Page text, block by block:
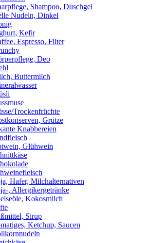
Shampoo, Duschgel
Nudeln, Dinkel
Kefir
Espresso, Filter
Deo
Buttermilch
Trockenfrüchte
Grütze
Knabbereien
Glühwein
Hafer, Milchalternativen
, Allergikergetränke
Kokosmilch
Sirup
Ketchup, Saucen